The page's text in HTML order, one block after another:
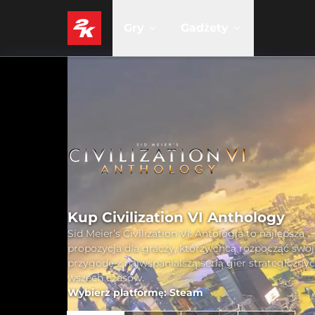
Kup Civilization VI Anthology
Sid Meier’s Civilization VI: Antologia to najlepsza
propozycja dla graczy, którzy chcą rozpocząć
przygodę z najwspanialszą serią gier
wszech czasów.
Wybierz platformę: Steam